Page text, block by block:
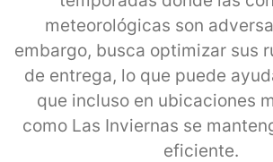
meteorológicas son
embargo, busca optimizar sus
de entrega, lo que puede
que incluso en ubicaciones
como Las Inviernas se
eficiente.